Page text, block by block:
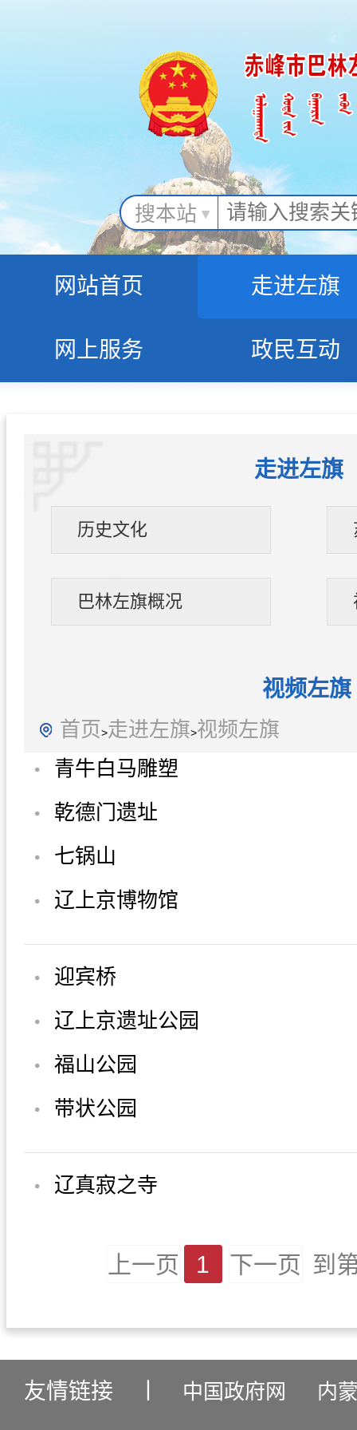
搜本站
网站首页 走进左旗
网上服务 政民互动
走进左旗
历史文化
巴林左旗概况
视频左旗
首页>走进左旗>视频左旗
青牛白马雕塑
乾德门遗址
七锅山
辽上京博物馆
迎宾桥
辽上京遗址公园
福山公园
带状公园
辽真寂之寺
上一页 1 下一页 到
友情链接 中国政府网 内